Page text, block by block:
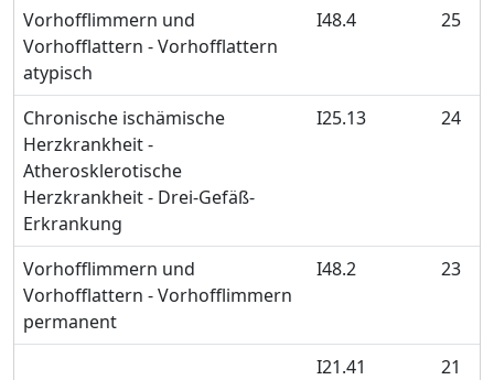
Vorhofflimmern und
Vorhofflattern - Vorhofflattern
atypisch
I48.4 25
Chronische ischämische
Herzkrankheit -
Atherosklerotische
Herzkrankheit - Drei-Gefäß-
Erkrankung
I25.13 24
Vorhofflimmern und
Vorhofflattern - Vorhofflimmern
permanent
I48.2 23
I21.41
21